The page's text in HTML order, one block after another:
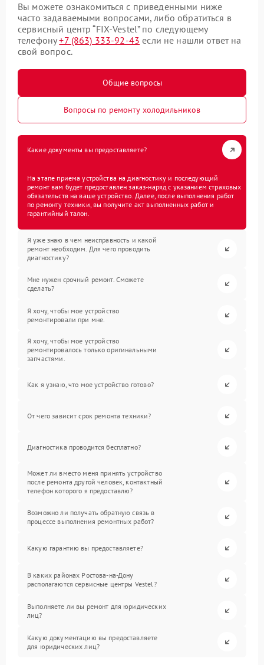
Вы можете ознакомиться с приведенными ниже
часто задаваемыми вопросами, либо обратиться в
сервисный центр “FIX-Vestel” по следующему
телефону+7 (863) 333-92-43 если не нашли ответ на
свой вопрос.
Общие вопросы
Вопросы по ремонту холодильников
Какие документы вы предоставляете?
На этапе приема устройства на диагностику и последующий
ремонт вам будет предоставлен заказ-наряд с указанием страховых
обязательств на ваше устройство. Далее, после выполнения работ
по ремонту техники, вы получите акт выполненных работ и
гарантийный талон.
Я уже знаю в чем неисправность и какой
ремонт необходим. Для чего проводить
диагностику?
Мне нужен срочный ремонт. Сможете
сделать?
Я хочу, чтобы мое устройство
ремонтировали при мне.
Я хочу, чтобы мое устройство
ремонтировалось только оригинальными
запчастями.
Как я узнаю, что мое устройство готово?
От чего зависит срок ремонта техники?
Диагностика проводится бесплатно?
Может ли вместо меня принять устройство
после ремонта другой человек, контактный
телефон которого я предоставлю?
Возможно ли получать обратную связь в
процессе выполнения ремонтных работ?
Какую гарантию вы предоставляете?
В каких районах Ростова-на-Дону
располагаются сервисные центры Vestel?
Выполняете ли вы ремонт для юридических
лиц?
Какую документацию вы предоставляете
для юридических лиц?